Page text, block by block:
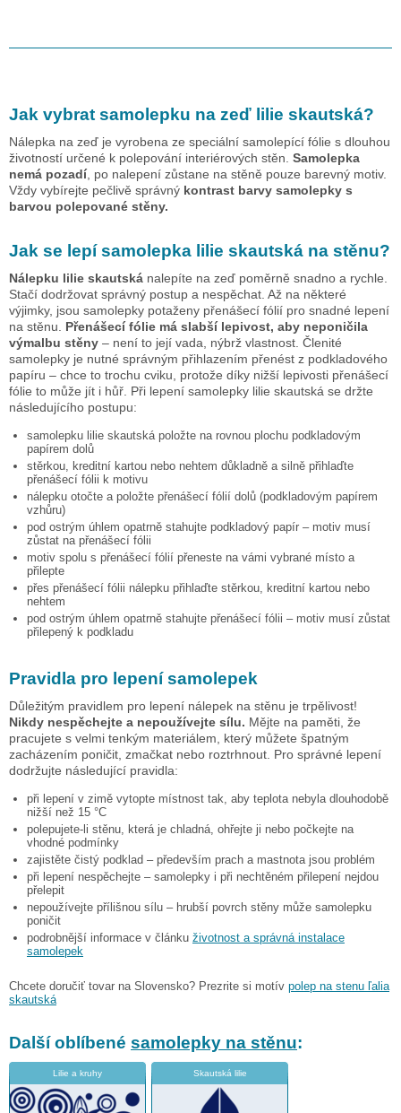
Jak vybrat samolepku na zeď lilie skautská?
Nálepka na zeď je vyrobena ze speciální samolepící fólie s dlouhou
životností určené k polepování interiérových stěn. Samolepka
nemá pozadí, po nalepení zůstane na stěně pouze barevný motiv.
Vždy vybírejte pečlivě správný kontrast barvy samolepky s
barvou polepované stěny.
Jak se lepí samolepka lilie skautská na stěnu?
Nálepku lilie skautská nalepíte na zeď poměrně snadno a rychle.
Stačí dodržovat správný postup a nespěchat. Až na některé
výjimky, jsou samolepky potaženy přenášecí fólií pro snadné lepení
na stěnu. Přenášecí fólie má slabší lepivost, aby neponičila
výmalbu stěny – není to její vada, nýbrž vlastnost. Členité
samolepky je nutné správným přihlazením přenést z podkladového
papíru – chce to trochu cviku, protože díky nižší lepivosti přenášecí
fólie to může jít i hůř. Při lepení samolepky lilie skautská se držte
následujícího postupu:
samolepku lilie skautská položte na rovnou plochu podkladovým
papírem dolů
stěrkou, kreditní kartou nebo nehtem důkladně a silně přihlaďte
přenášecí fólii k motivu
nálepku otočte a položte přenášecí fólií dolů (podkladovým papírem
vzhůru)
pod ostrým úhlem opatrně stahujte podkladový papír – motiv musí
zůstat na přenášecí fólii
motiv spolu s přenášecí fólií přeneste na vámi vybrané místo a
přilepte
přes přenášecí fólii nálepku přihlaďte stěrkou, kreditní kartou nebo
nehtem
pod ostrým úhlem opatrně stahujte přenášecí fólii – motiv musí zůstat
přilepený k podkladu
Pravidla pro lepení samolepek
Důležitým pravidlem pro lepení nálepek na stěnu je trpělivost!
Nikdy nespěchejte a nepoužívejte sílu. Mějte na paměti, že
pracujete s velmi tenkým materiálem, který můžete špatným
zacházením poničit, zmačkat nebo roztrhnout. Pro správné lepení
dodržujte následující pravidla:
při lepení v zimě vytopte místnost tak, aby teplota nebyla dlouhodobě
nižší než 15 °C
polepujete-li stěnu, která je chladná, ohřejte ji nebo počkejte na
vhodné podmínky
zajistěte čistý podklad – především prach a mastnota jsou problém
při lepení nespěchejte – samolepky i při nechtěném přilepení nejdou
přelepit
nepoužívejte přílišnou sílu – hrubší povrch stěny může samolepku
poničit
podrobnější informace v článku životnost a správná instalace
samolepek
Chcete doručiť tovar na Slovensko? Prezrite si motív polep na stenu ľalia
skautská
Další oblíbené samolepky na stěnu:
Lilie a kruhy Skautská lilie